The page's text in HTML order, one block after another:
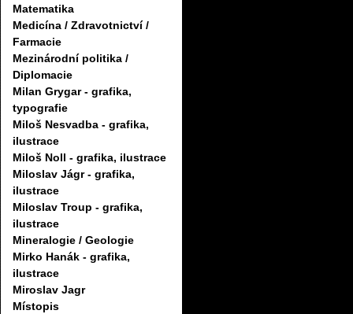
Matematika
Medicína / Zdravotnictví /
Farmacie
Mezinárodní politika /
Diplomacie
Milan Grygar - grafika,
typografie
Miloš Nesvadba - grafika,
ilustrace
Miloš Noll - grafika, ilustrace
Miloslav Jágr - grafika,
ilustrace
Miloslav Troup - grafika,
ilustrace
Mineralogie / Geologie
Mirko Hanák - grafika,
ilustrace
Miroslav Jagr
Místopis